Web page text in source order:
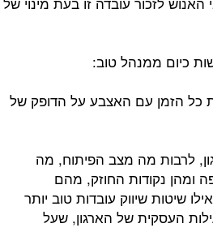
כיום ממנהל טוב:
כל הזמן עם האצבע על הדופק של
לרבות מה מצב הפיתוח, מה
ומהן נקודות החוזק, מהם
שיטות שיווק עובדות טוב יותר
העסקית של הארגון, שעל